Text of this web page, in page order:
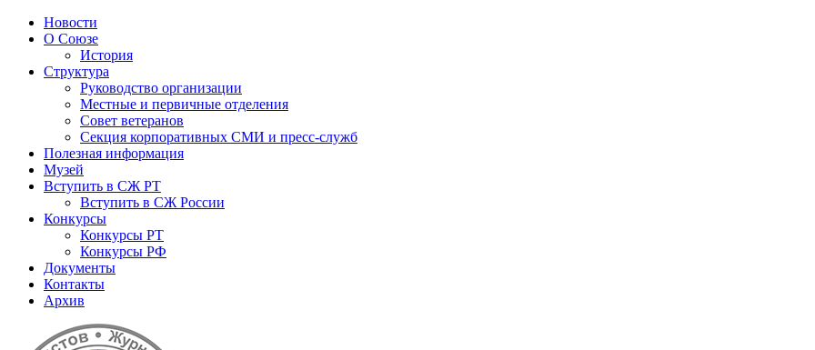
Новости
О Союзе
История
Структура
Руководство организации
Местные и первичные отделения
Совет ветеранов
Секция корпоративных СМИ и пресс-служб
Полезная информация
Музей
Вступить в СЖ РТ
Вступить в СЖ России
Конкурсы
Конкурсы РТ
Конкурсы РФ
Документы
Контакты
Архив